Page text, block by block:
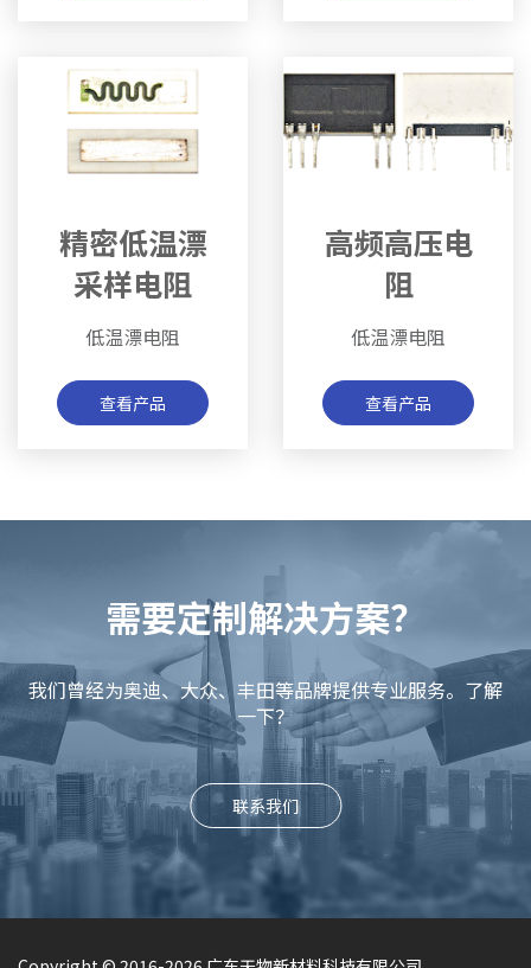
精密低温漂
采样电阻
低温漂电阻
查看产品
高频高压电
阻
低温漂电阻
查看产品
需要定制解决方案？
我们曾经为奥迪、大众、丰田等品牌提供专业服务。了解
一下？
联系我们